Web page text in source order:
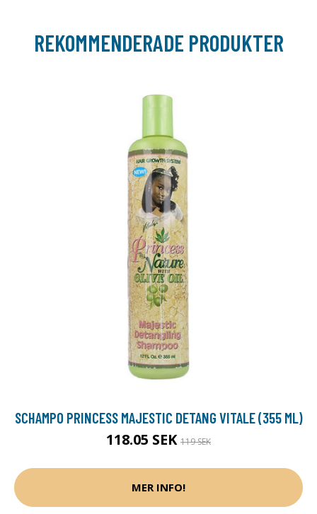
REKOMMENDERADE PRODUKTER
SCHAMPO PRINCESS MAJESTIC DETANG VITALE (355 ML)
118.05 SEK 119 SEK
MER INFO!